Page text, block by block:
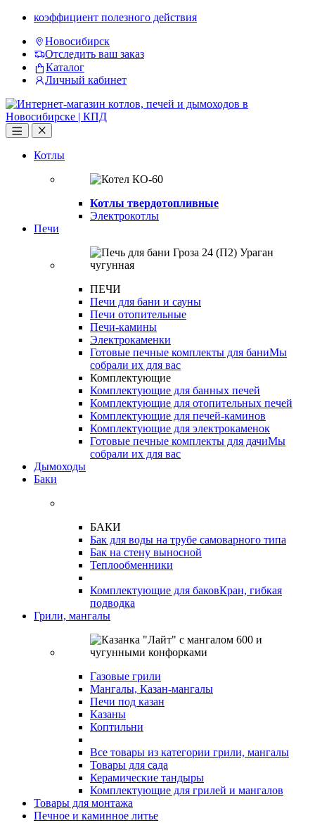
Skip
navigation
Skip
content
коэффициент полезного действия
Новосибирск
Отследить ваш заказ
Каталог
Личный кабинет
Open Close
Котлы
Котлы твердотопливные
Электрокотлы
Печи
ПЕЧИ
Печи для бани и сауны
Печи отопительные
Печи-камины
Электрокаменки
Готовые печные комплекты для баниМы
собрали их для вас
Комплектующие
Комплектующие для банных печей
Комплектующие для отопительных печей
Комплектующие для печей-каминов
Комплектующие для электрокаменок
Готовые печные комплекты для дачиМы
собрали их для вас
Дымоходы
Баки
БАКИ
Бак для воды на трубе самоварного типа
Бак на стену выносной
Теплообменники
Комплектующие для баковКран, гибкая
подводка
Грили, мангалы
Газовые грили
Мангалы, Казан-мангалы
Печи под казан
Казаны
Коптильни
Все товары из категории грили, мангалы
Товары для сада
Керамические тандыры
Комплектующие для грилей и мангалов
Товары для монтажа
Печное и каминное литье